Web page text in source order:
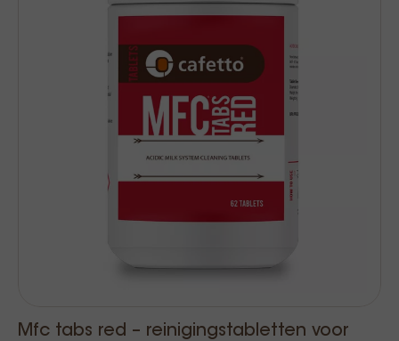
Mfc tabs red – reinigingstabletten voor